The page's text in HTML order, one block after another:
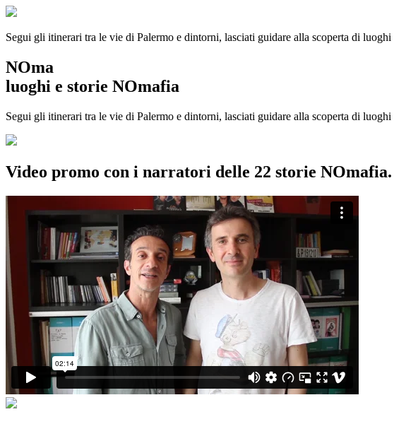
Segui gli itinerari tra le vie di Palermo e dintorni, lasciati guidare alla scoperta di luoghi
NOma
luoghi e storie NOmafia
Segui gli itinerari tra le vie di Palermo e dintorni, lasciati guidare alla scoperta di
Video promo con i narratori delle 22 storie NOmafia.